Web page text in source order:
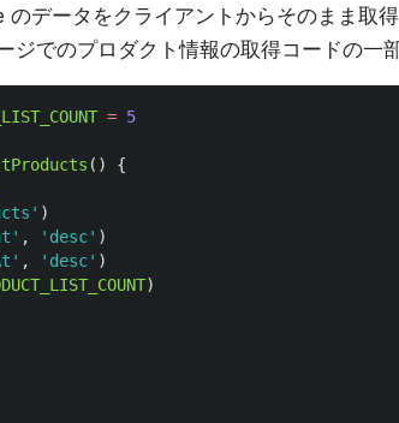
データをクライアントからそのまま取
ジでのプロダクト情報の取得コードの一部
= 5
()
{
' )
' , ' desc' )
' , ' desc' )
)